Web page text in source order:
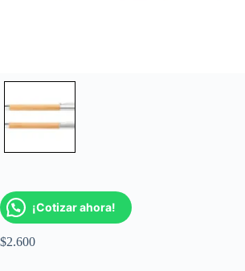
¡Cotizar ahora!
$2.600